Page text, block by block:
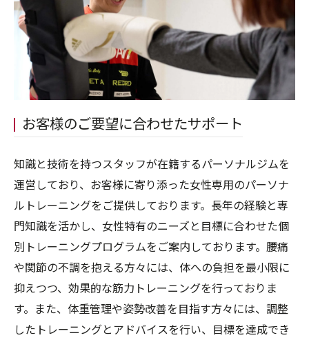
お客様のご要望に合わせたサポート
知識と技術を持つスタッフが在籍するパーソナルジムを
運営しており、お客様に寄り添った女性専用のパーソナ
ルトレーニングをご提供しております。長年の経験と専
門知識を活かし、女性特有のニーズと目標に合わせた個
別トレーニングプログラムをご案内しております。腰痛
や関節の不調を抱える方々には、体への負担を最小限に
抑えつつ、効果的な筋力トレーニングを行っておりま
す。また、体重管理や姿勢改善を目指す方々には、調整
したトレーニングとアドバイスを行い、目標を達成でき